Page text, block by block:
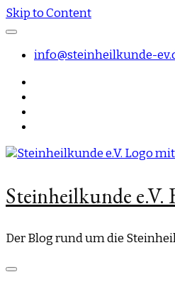
Skip to Content
info@steinheilkunde-
Steinheilkunde e.V.
Der Blog rund um die